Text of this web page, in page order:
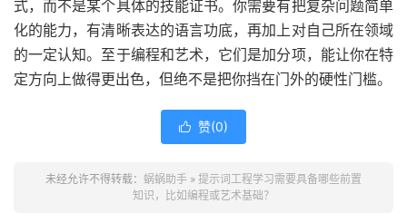
式，而不是某个具体的技能证书。你需要有把复杂问题简单
化的能力，有清晰表达的语言功底，再加上对自己所在领域
的一定认知。至于编程和艺术，它们是加分项，能让你在特
定方向上做得更出色，但绝不是把你挡在门外的硬性门槛。
 赞(0)
未经允许不得转载： 蜗蜗助手 » 提示词工程学习需要具备哪些前置
知识，比如编程或艺术基础？